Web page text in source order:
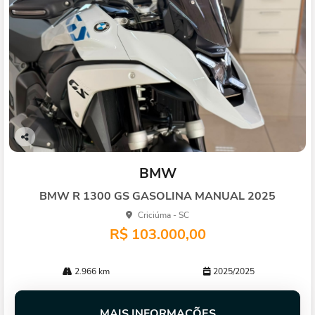
Co
BMW
BMW R 1300 GS GASOLINA MANUAL 2025
Criciúma - SC
R$ 103.000,00
2.966 km 2025/2025